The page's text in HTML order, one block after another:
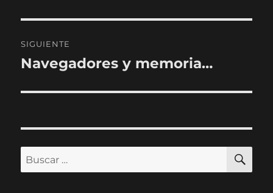
SIGUIENTE
Entrada
Navegadores y memoria…
Buscar
por: